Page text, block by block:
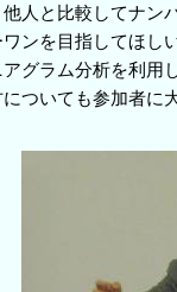
ンバーワン
ほしいと講
用し、長所
者に大変好